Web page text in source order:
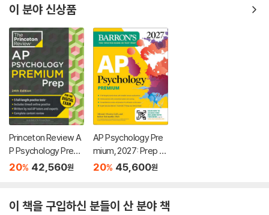
이 분야 신상품
Princeton Review A
P Psychology Premi
um Prep, 24th Editio
line + Content Revie
20% 42,560원
AP Psychology Pre
mium, 2027: Prep B
ook with 4 Practice
ne Practice
20% 45,600원
이 책을 구입하신 분들이 산 분야 책